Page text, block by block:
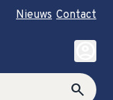
Nieuws Contact
search
account_circle